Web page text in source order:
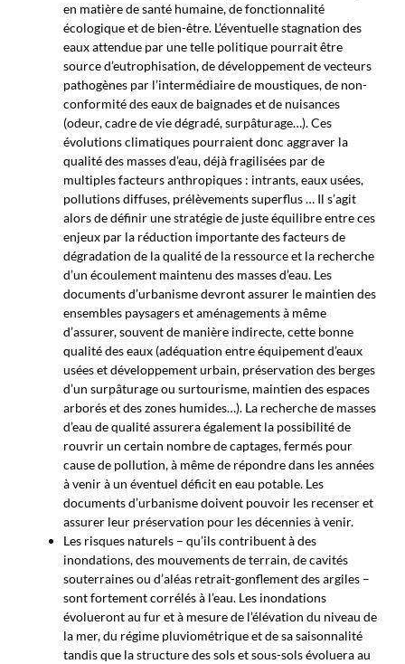
en matière de santé humaine, de fonctionnalité
écologique et de bien-être. L’éventuelle stagnation des
eaux attendue par une telle politique pourrait être
source d’eutrophisation, de développement de vecteurs
pathogènes par l’intermédiaire de moustiques, de non-
conformité des eaux de baignades et de nuisances
(odeur, cadre de vie dégradé, surpâturage…). Ces
évolutions climatiques pourraient donc aggraver la
qualité des masses d’eau, déjà fragilisées par de
multiples facteurs anthropiques : intrants, eaux usées,
pollutions diffuses, prélèvements superflus … Il s’agit
alors de définir une stratégie de juste équilibre entre ces
enjeux par la réduction importante des facteurs de
dégradation de la qualité de la ressource et la recherche
d’un écoulement maintenu des masses d’eau. Les
documents d’urbanisme devront assurer le maintien des
ensembles paysagers et aménagements à même
d’assurer, souvent de manière indirecte, cette bonne
qualité des eaux (adéquation entre équipement d’eaux
usées et développement urbain, préservation des berges
d’un surpâturage ou surtourisme, maintien des espaces
arborés et des zones humides…). La recherche de masses
d’eau de qualité assurera également la possibilité de
rouvrir un certain nombre de captages, fermés pour
cause de pollution, à même de répondre dans les années
à venir à un éventuel déficit en eau potable. Les
documents d’urbanisme doivent pouvoir les recenser et
assurer leur préservation pour les décennies à venir.
Les risques naturels – qu’ils contribuent à des
inondations, des mouvements de terrain, de cavités
souterraines ou d’aléas retrait-gonflement des argiles –
sont fortement corrélés à l’eau. Les inondations
évolueront au fur et à mesure de l’élévation du niveau de
la mer, du régime pluviométrique et de sa saisonnalité
tandis que la structure des sols et sous-sols évoluera au